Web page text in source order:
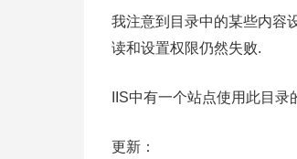
我注意到目录中的某些内容
读和设置权限仍然失败.
IIS中有一个站点使用此目录
更新：